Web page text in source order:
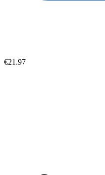
€21.97